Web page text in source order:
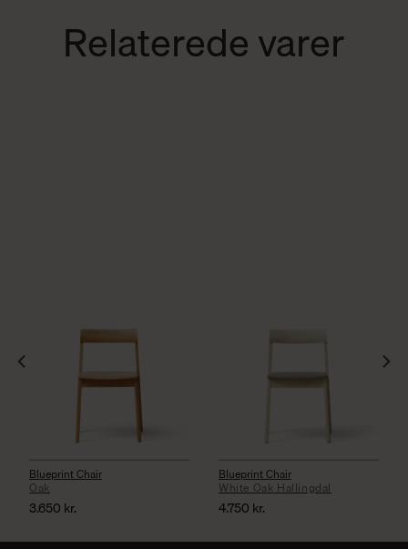
Relaterede varer
Blueprint Chair
Oak
3.650 kr.
Blueprint Chair
White Oak Hallingdal
4.750 kr.